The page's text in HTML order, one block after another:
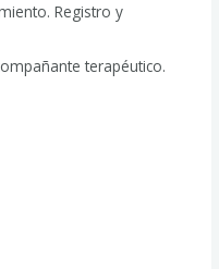
Registro y
terapéutico.